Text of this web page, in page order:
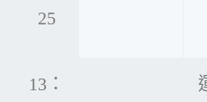
25
13：